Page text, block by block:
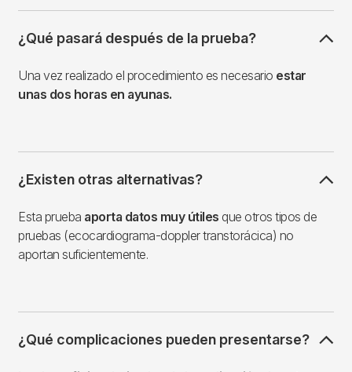
¿Qué pasará después de la prueba?
Una vez realizado el procedimiento es necesario estar
unas dos horas en ayunas.
¿Existen otras alternativas?
Esta prueba aporta datos muy útiles que otros tipos de
pruebas (ecocardiograma-doppler transtorácica) no
aportan suficientemente.
¿Qué complicaciones pueden presentarse?